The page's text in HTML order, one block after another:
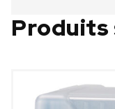
Produits